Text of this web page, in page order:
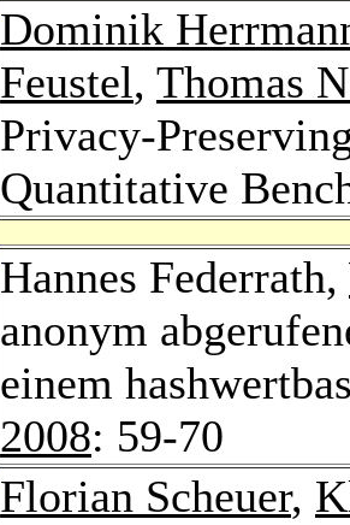
Dominik
Feustel, Thomas
Privacy-
Quantitative
Hannes Federrath,
anonym
einem
2008: 59-70
Florian Scheuer,